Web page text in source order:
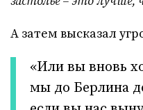
А затем высказал
«Или вы вновь
мы до Берлина